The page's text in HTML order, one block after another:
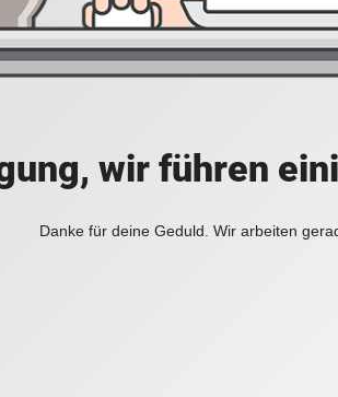
wir führen
Danke für deine Geduld. Wir arbeiten